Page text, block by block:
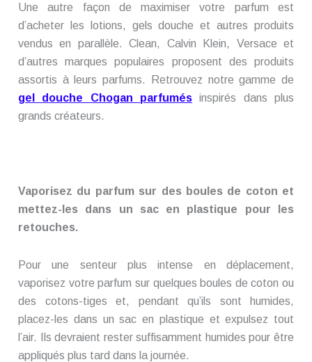
Une autre façon de maximiser votre parfum est
d’acheter les lotions, gels douche et autres produits
vendus en parallèle. Clean, Calvin Klein, Versace et
d’autres marques populaires proposent des produits
assortis à leurs parfums. Retrouvez notre gamme de
gel douche Chogan parfumés inspirés dans plus
grands créateurs.
Vaporisez du parfum sur des boules de coton et
mettez-les dans un sac en plastique pour les
retouches.
Pour une senteur plus intense en déplacement,
vaporisez votre parfum sur quelques boules de coton ou
des cotons-tiges et, pendant qu’ils sont humides,
placez-les dans un sac en plastique et expulsez tout
l’air. Ils devraient rester suffisamment humides pour être
appliqués plus tard dans la journée.